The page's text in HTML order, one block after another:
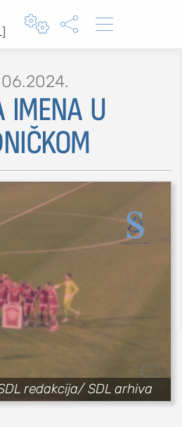
  
for results.
IMENA U
redakcija/ SDL arhiva